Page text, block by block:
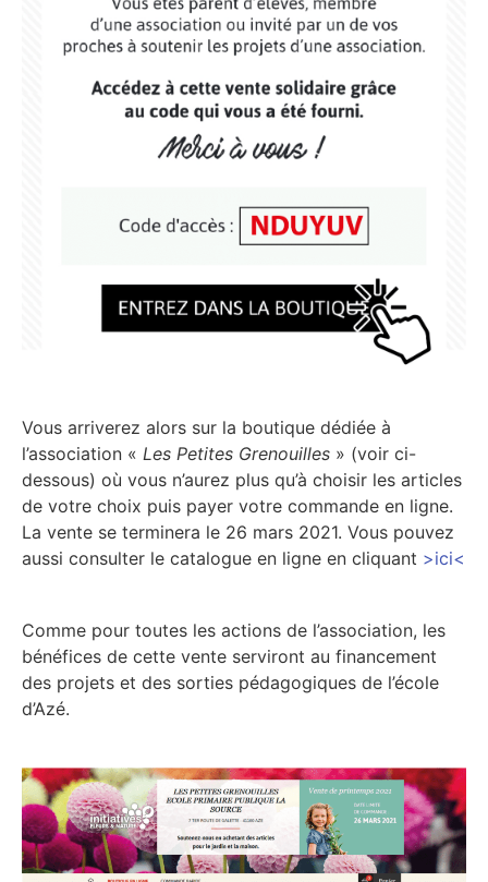
Vous arriverez alors sur la boutique dédiée à
l’association « Les Petites Grenouilles » (voir ci-
dessous) où vous n’aurez plus qu’à choisir les articles
de votre choix puis payer votre commande en ligne.
La vente se terminera le 26 mars 2021. Vous pouvez
aussi consulter le catalogue en ligne en cliquant >ici<
Comme pour toutes les actions de l’association, les
bénéfices de cette vente serviront au financement
des projets et des sorties pédagogiques de l’école
d’Azé.